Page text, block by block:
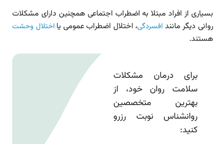
بسیاری از افراد مبتلا به اضطراب اجتماعی همچنین دارای مشکلات
روانی دیگر مانند افسردگی، اختلال اضطراب عمومی یااختلال وحشت
هستند.
برای درمان مشکلات
سلامت روان خود، از
بهترین متخصصین
روانشناس نوبت رزرو
کنید: